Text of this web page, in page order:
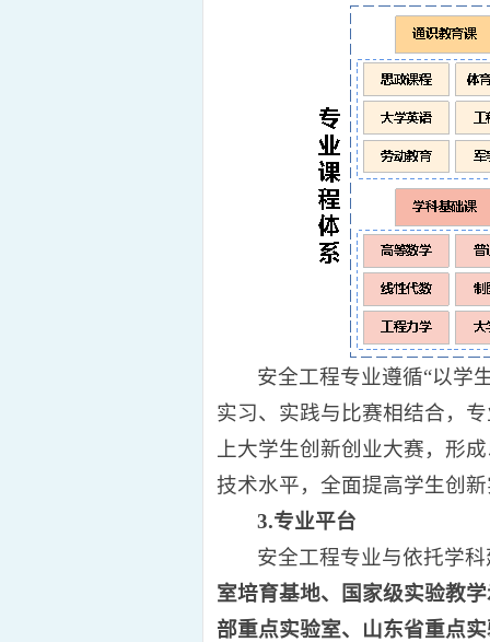
安全工程专业遵循“以学
实习、实践与比赛相结合，
上大学生创新创业大赛，形
技术水平，全面提高学生创
3.专业平台
安全工程专业与依托学
室培育基地、国家级实验教
部重点实验室、山东省重点